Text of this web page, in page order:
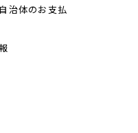
治体のお支払